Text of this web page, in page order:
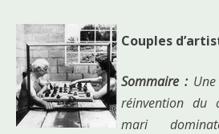
Couples
Sommaire :
réinvention du
mari